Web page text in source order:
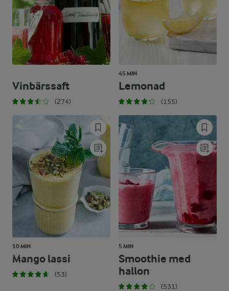
Vinbärssaft
(274)
45 MIN
Lemonad
(155)
10 MIN
Mango lassi
(53)
5 MIN
Smoothie med
hallon
(531)